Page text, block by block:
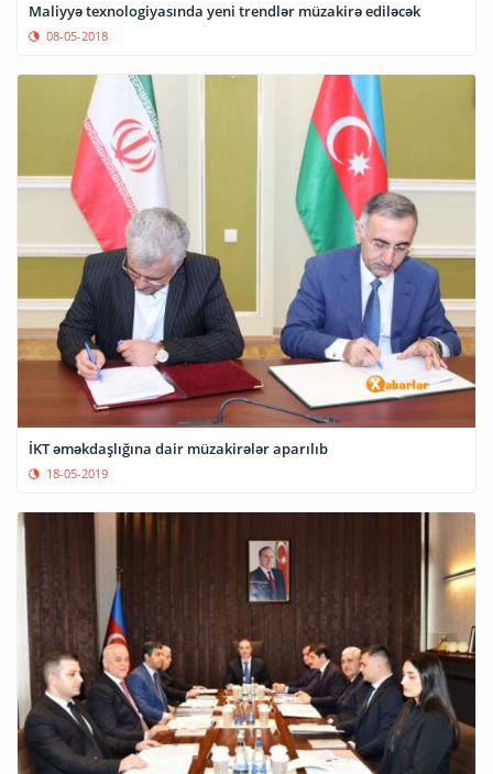
Maliyyə texnologiyasında yeni trendlər müzakirə ediləcək
08-05-2018
İKT əməkdaşlığına dair müzakirələr aparılıb
18-05-2019